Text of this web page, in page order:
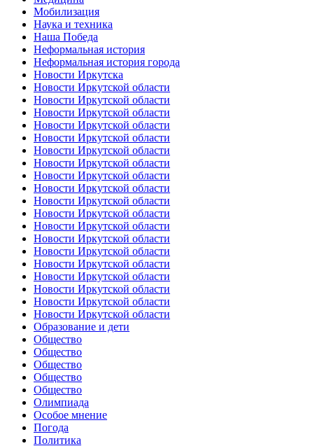
Мобилизация
Наука и техника
Наша Победа
Неформальная история
Неформальная история города
Новости Иркутска
Новости Иркутской области
Новости Иркутской области
Новости Иркутской области
Новости Иркутской области
Новости Иркутской области
Новости Иркутской области
Новости Иркутской области
Новости Иркутской области
Новости Иркутской области
Новости Иркутской области
Новости Иркутской области
Новости Иркутской области
Новости Иркутской области
Новости Иркутской области
Новости Иркутской области
Новости Иркутской области
Новости Иркутской области
Новости Иркутской области
Новости Иркутской области
Образование и дети
Общество
Общество
Общество
Общество
Общество
Олимпиада
Особое мнение
Погода
Политика